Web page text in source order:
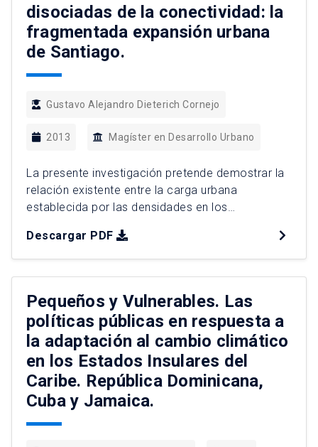
disociadas de la conectividad: la
fragmentada expansión urbana
de Santiago.
Gustavo Alejandro Dieterich Cornejo
2013 Magíster en Desarrollo Urbano
La presente investigación pretende demostrar la
relación existente entre la carga urbana
establecida por las densidades en los
externalidades presentes y potenciales de las
áreas de expansión urbanas. Lo anterior, implica
necesariamente, que el Estado, como generador
de la norma debiera tener la consciencia,
capacidad y/o voluntad de reconocer los […]
Descargar PDF
Pequeños y Vulnerables. Las
políticas públicas en respuesta a
la adaptación al cambio climático
en los Estados Insulares del
Caribe. República Dominicana,
Cuba y Jamaica.